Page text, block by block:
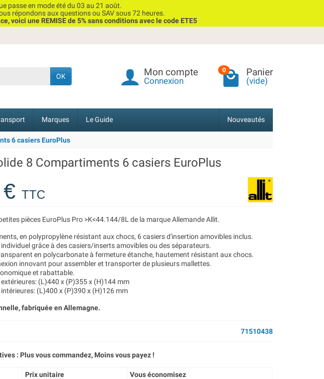
passe en mode été du 03 au 21 août.
répondons aux questions ou SAV sous 72 heures.
voici une REMISE de 5% sans conditions avec le code ETE5
OK Mon compte
Connexion
0 Panier
(vide)
Marques Le Guide Nouveautés
6 casiers EuroPlus
8 Compartiments 6 casiers EuroPlus
€TTC
pièces EuroPlus Pro >K<44.144/8L de la marque Allemande Allit.
en polypropylène résistant aux chocs, 6 casiers d'insertion amovibles inclus.
grâce à des casiers/inserts amovibles ou des séparateurs.
en polycarbonate à fermeture étanche, hautement résistant aux chocs.
innovant pour assembler et transporter de plusieurs mallettes.
et rabattable.
(L)440 x (P)355 x (H)144 mm
(L)400 x (P)390 x (H)126 mm
fabriquée en Allemagne.
71510438
: Plus vous commandez, Moins vous payez !
Prix unitaire
Vous économisez